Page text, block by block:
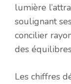
lumière
soulignant
concilier
des
Les chiffres